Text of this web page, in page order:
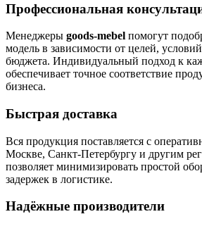
Профессиональная
Менеджеры goods-mebel помогут
модель в зависимости от целей,
бюджета. Индивидуальный подход к
обеспечивает точное соответствие
бизнеса.
Быстрая доставка
Вся продукция поставляется с
Москве, Санкт-Петербургу и другим
позволяет минимизировать простой
задержек в логистике.
Надёжные производители